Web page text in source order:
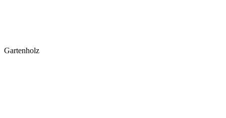
Gartenholz